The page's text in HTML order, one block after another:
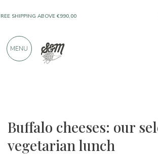
Buffalo cheeses: our
vegetarian lunch
SHIPPING ABOVE €990,00
PRODUCTS FROM EXCELLENT
MENU